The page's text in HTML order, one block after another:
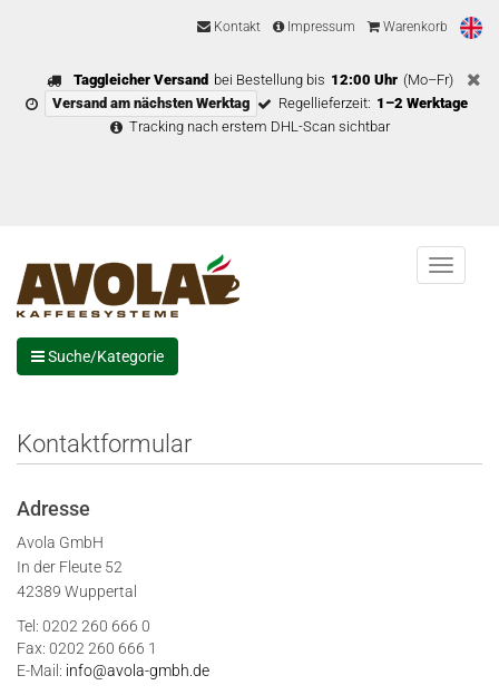
Kontakt Impressum Warenkorb
Taggleicher Versand bei Bestellung bis 12:00 Uhr (Mo–Fr)
Versand am nächsten Werktag
Regellieferzeit: 1–2 Werktage
Tracking nach erstem DHL-Scan sichtbar
Menu
Suche/Kategorie
Kontaktformular
Adresse
Avola GmbH
In der Fleute 52
42389 Wuppertal
Tel: 0202 260 666 0
Fax: 0202 260 666 1
E-Mail: info@avola-gmbh.de